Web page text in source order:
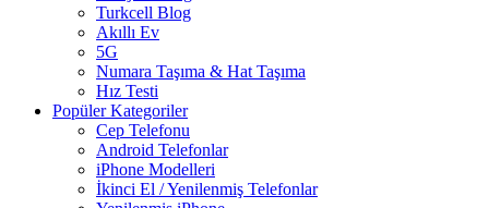
Turkcell Blog
Akıllı Ev
5G
Numara Taşıma & Hat Taşıma
Hız Testi
Popüler Kategoriler
Cep Telefonu
Android Telefonlar
iPhone Modelleri
İkinci El / Yenilenmiş Telefonlar